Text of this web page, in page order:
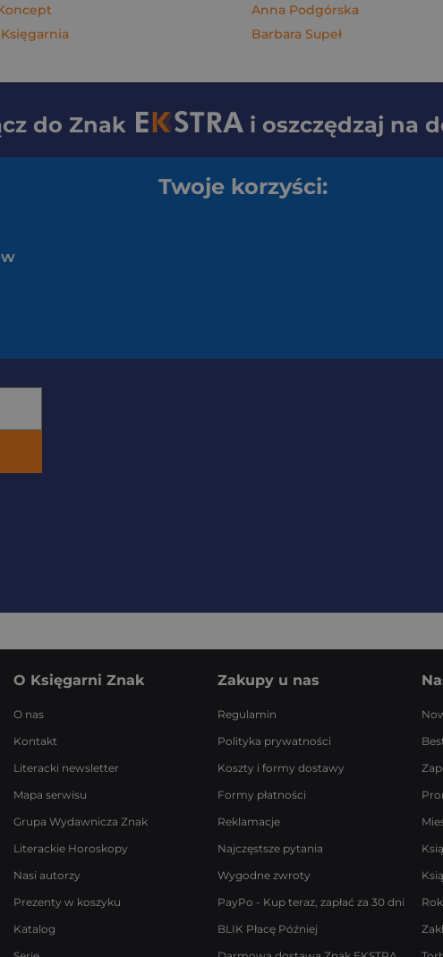
Księgarnia
Anna Podgórska
Barbara Supeł
do Znak i oszczędzaj na
Twoje korzyści:
O Księgarni Znak
O nas
Kontakt
Literacki newsletter
Mapa serwisu
Grupa Wydawnicza Znak
Literackie Horoskopy
Nasi autorzy
Prezenty w koszyku
Katalog
Zakupy u nas
Regulamin
Polityka prywatności
Koszty i formy dostawy
Formy płatności
Reklamacje
Najczęstsze pytania
Wygodne zwroty
PayPo - Kup teraz, zapłać za 30 dni
BLIK Płacę Później